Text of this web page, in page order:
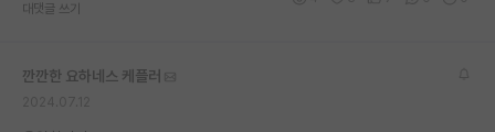
대댓글 쓰기
깐깐한 요하네스 케플러